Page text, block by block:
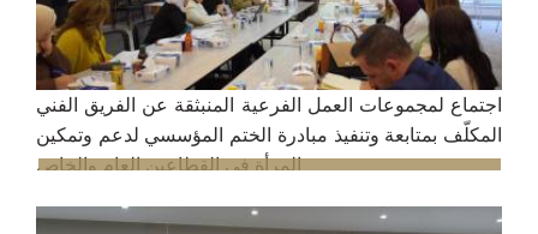
اجتماع لمجموعات العمل الفرعية المنبثقة عن الفريق الفني
المكلّف بمتابعة وتنفيذ مبادرة الختم المؤسسي لدعم وتمكين
المرأة في القطاعين العام والخاص